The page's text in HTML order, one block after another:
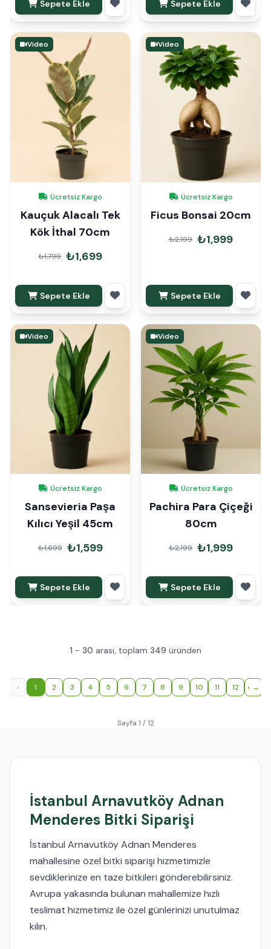
Sepete Ekle Sepete Ekle
Video
Ücretsiz Kargo
Kauçuk Alacalı Tek
Kök İthal 70cm
₺1,799 ₺1,699
Sepete Ekle
Video
Ücretsiz Kargo
Ficus Bonsai 20cm
₺2,199 ₺1,999
Sepete Ekle
Video
Ücretsiz Kargo
Sansevieria Paşa
Kılıcı Yeşil 45cm
₺1,699 ₺1,599
Sepete Ekle
Video
Ücretsiz Kargo
Pachira Para Çiçeği
80cm
₺2,199 ₺1,999
Sepete Ekle
1 - 30 arası, toplam 349 üründen
‹ 1 2 3 4 5 6 7 8 9 10 11 12 ›
Sayfa 1 / 12
İstanbul Arnavutköy Adnan
Menderes Bitki Siparişi
İstanbul Arnavutköy Adnan Menderes
mahallesine özel bitki siparişi hizmetimizle
sevdiklerinize en taze bitkileri gönderebilirsiniz.
Avrupa yakasında bulunan mahallemize hızlı
teslimat hizmetimiz ile özel günlerinizi unutulmaz
kılın.